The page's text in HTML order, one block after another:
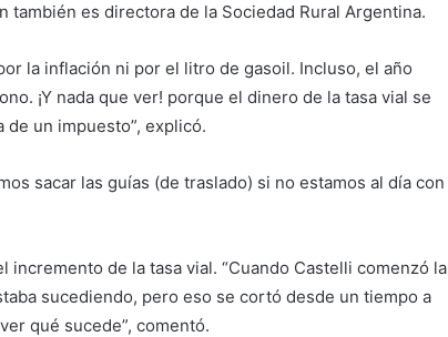
también es directora de la Sociedad Rural Argentina.
la inflación ni por el litro de gasoil. Incluso, el año
¡Y nada que ver! porque el dinero de la tasa vial se
un impuesto”, explicó.
sacar las guías (de traslado) si no estamos al día con
de la tasa vial. “Cuando Castelli comenzó la
sucediendo, pero eso se cortó desde un tiempo a
qué sucede”, comentó.